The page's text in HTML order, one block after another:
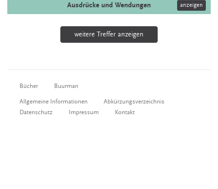
Ausdrücke und Wendungen anzeigen
weitere Treffer anzeigen
Bücher Buurman
Allgemeine Informationen
Abkürzungsverzeichnis
Datenschutz
Impressum Kontakt